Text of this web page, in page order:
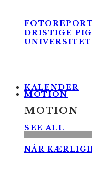
DRISTIGE
KALENDER
MOTION
MOTION
SEE ALL
NÅR